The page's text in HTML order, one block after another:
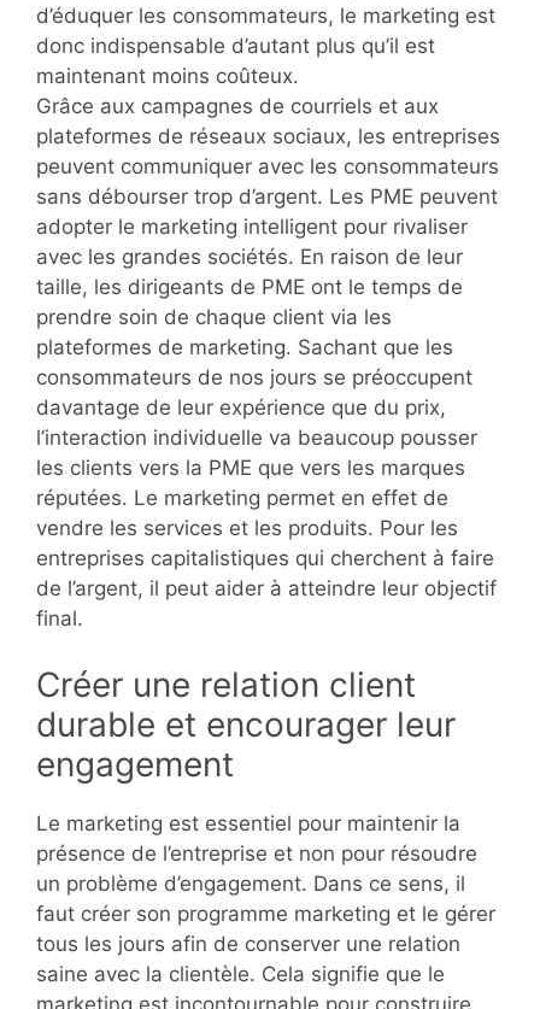
d’éduquer les consommateurs, le marketing est
donc indispensable d’autant plus qu’il est
maintenant moins coûteux.
Grâce aux campagnes de courriels et aux
plateformes de réseaux sociaux, les entreprises
peuvent communiquer avec les consommateurs
sans débourser trop d’argent. Les PME peuvent
adopter le marketing intelligent pour rivaliser
avec les grandes sociétés. En raison de leur
taille, les dirigeants de PME ont le temps de
prendre soin de chaque client via les
plateformes de marketing. Sachant que les
consommateurs de nos jours se préoccupent
davantage de leur expérience que du prix,
l’interaction individuelle va beaucoup pousser
les clients vers la PME que vers les marques
réputées. Le marketing permet en effet de
vendre les services et les produits. Pour les
entreprises capitalistiques qui cherchent à faire
de l’argent, il peut aider à atteindre leur objectif
final.
Créer une relation client
durable et encourager leur
engagement
Le marketing est essentiel pour maintenir la
présence de l’entreprise et non pour résoudre
un problème d’engagement. Dans ce sens, il
faut créer son programme marketing et le gérer
tous les jours afin de conserver une relation
saine avec la clientèle. Cela signifie que le
marketing est incontournable pour construire